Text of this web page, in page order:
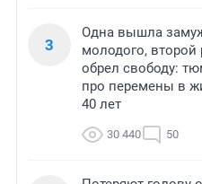
3
Одна вышла
молодого, второй
обрел свободу:
про перемены в
40 лет
30 440 50